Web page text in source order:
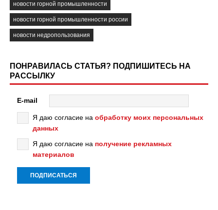
новости горной промышленности
новости горной промышленности россии
новости недропользования
ПОНРАВИЛАСЬ СТАТЬЯ? ПОДПИШИТЕСЬ НА
РАССЫЛКУ
E-mail
Я даю согласие на обработку моих персональных
данных
Я даю согласие на получение рекламных
материалов